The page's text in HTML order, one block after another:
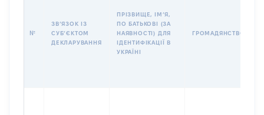
№
ЗВʼЯЗОК ІЗ
СУБʼЄКТОМ
ДЕКЛАРУВАННЯ
ПРІЗВИЩЕ, ІМʼЯ,
ПО БАТЬКОВІ (ЗА
НАЯВНОСТІ) ДЛЯ
ІДЕНТИФІКАЦІЇ В
УКРАЇНІ
ГРОМАДЯНСТВО